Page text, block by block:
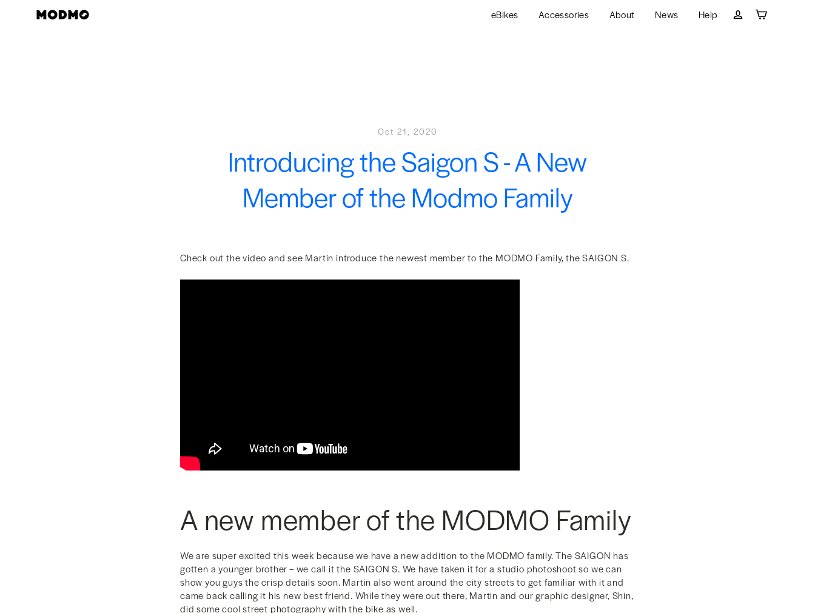
eBikes Accessories About News
Help
Oct 21, 2020
Introducing the Saigon S - A New
Member of the Modmo Family
Check out the video and see Martin introduce the newest member to the MODMO Family, the SAIGON S.
A new member of the MODMO Family
We are super excited this week because we have a new addition to the MODMO family. The SAIGON has
gotten a younger brother – we call it the SAIGON S. We have taken it for a studio photoshoot so we can
show you guys the crisp details soon. Martin also went around the city streets to get familiar with it and
came back calling it his new best friend. While they were out there, Martin and our graphic designer, Shin,
did some cool street photography with the bike as well.